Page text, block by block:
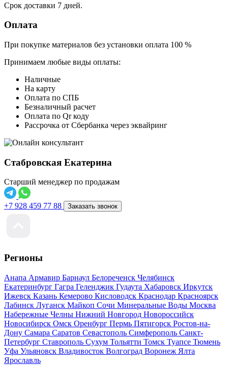
Срок доставки 7 дней.
Оплата
При покупке материалов без установки оплата 100 %
Принимаем любые виды оплаты:
Наличные
На карту
Оплата по СПБ
Безналичный расчет
Оплата по Qr коду
Рассрочка от Сбербанка через эквайринг
Стабровская Екатерина
Старший менеджер по продажам
+7 928 459 77 88 Заказать звонок
Регионы
Анапа Армавир Барнаул Белореченск Челябинск
Екатеринбург Гагра Геленджик Гудаута Хабаровск Иркутск
Ижевск Казань Кемерово Кисловодск Краснодар Красноярск
Лабинск Луганск Майкоп Сочи Минеральные Воды Москва
Набережные Челны Нижний Новгород Новороссийск
Новосибирск Омск Оренбург Пермь Пятигорск Ростов-на-
Дону Самара Саратов Севастополь Симферополь Санкт-
Петербург Ставрополь Сухум Тольятти Томск Туапсе Тюмень
Уфа Ульяновск Владивосток Волгоград Воронеж Ялта
Ярославль